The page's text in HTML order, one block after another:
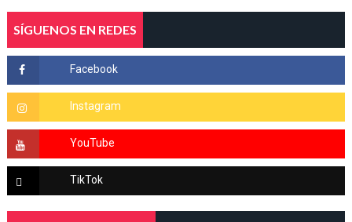
SÍGUENOS EN REDES